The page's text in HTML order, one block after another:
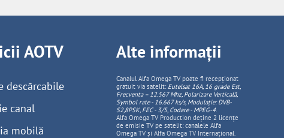
AOTV
descărcabile
canal
mobilă
Alte informații
Canalul Alfa Omega TV poate fi recepționat
gratuit via satelit: Eutelsat 16A, 16 grade Est,
Frecventa – 12.567 Mhz, PolarizareVerticală,
Symbol rate - 16.667 ks/s, Modulație: DVB-
S2,8PSK, FEC - 3/5, Codare - MPEG-4.
Alfa Omega TV Production deține 2 licențe
de emisie TV pe satelit: canalele Alfa
Omega TV și Alfa Omega TV Internațional.